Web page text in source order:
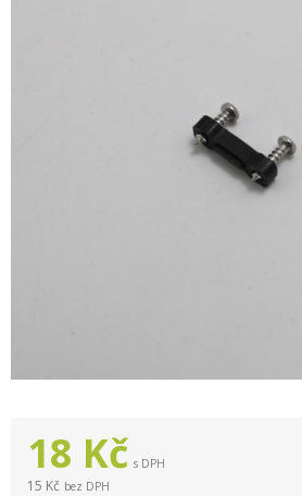
18 Kč s DPH
15 Kč bez DPH